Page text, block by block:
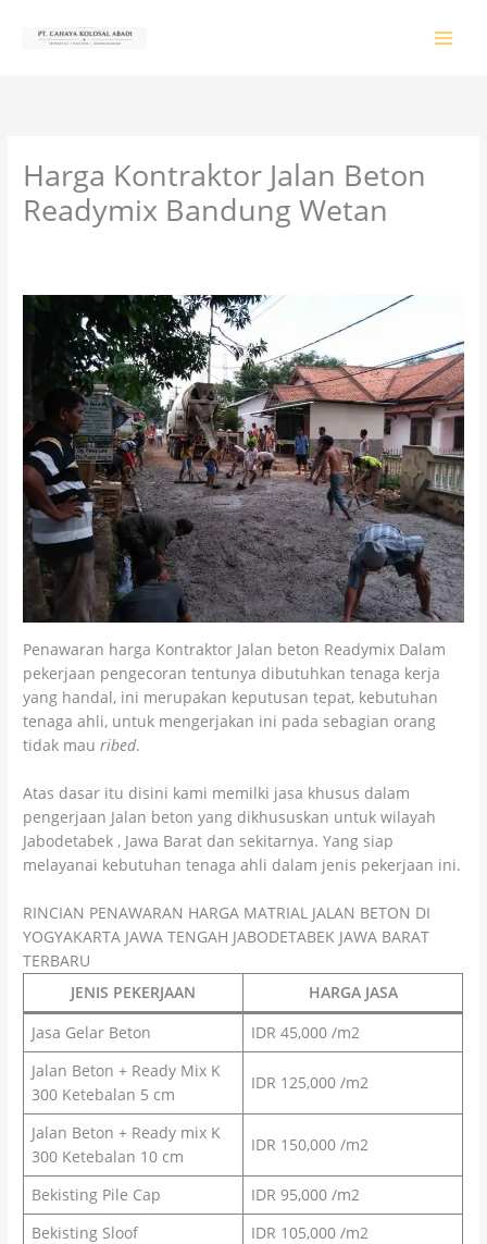
Harga Kontraktor Jalan Beton
Readymix Bandung Wetan
Penawaran harga Kontraktor Jalan beton Readymix Dalam
pekerjaan pengecoran tentunya dibutuhkan tenaga kerja
yang handal, ini merupakan keputusan tepat, kebutuhan
tenaga ahli, untuk mengerjakan ini pada sebagian orang
tidak mauribed.
Atas dasar itu disini kami memilki jasa khusus dalam
pengerjaan Jalan beton yang dikhususkan untuk wilayah
Jabodetabek , Jawa Barat dan sekitarnya. Yang siap
melayanai kebutuhan tenaga ahli dalam jenis pekerjaan ini.
RINCIAN PENAWARAN HARGA MATRIAL JALAN BETON DI
YOGYAKARTA JAWA TENGAH JABODETABEK JAWA BARAT
TERBARU
JENIS PEKERJAAN
HARGA JASA
Jasa Gelar Beton
IDR 45,000 /m2
Jalan Beton + Ready Mix K
300 Ketebalan 5 cm
IDR 125,000 /m2
Jalan Beton + Ready mix K
300 Ketebalan 10 cm
IDR 150,000 /m2
Bekisting Pile Cap
IDR 95,000 /m2
Bekisting Sloof
IDR 105,000 /m2